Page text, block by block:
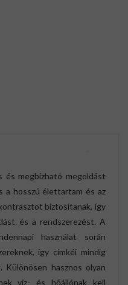
és megbízható megoldást
a hosszú élettartam és az
biztosítanak, így
és a rendszerezést. A
használat során
így címkéi mindig
hasznos olyan
víz- és hőállónak kell